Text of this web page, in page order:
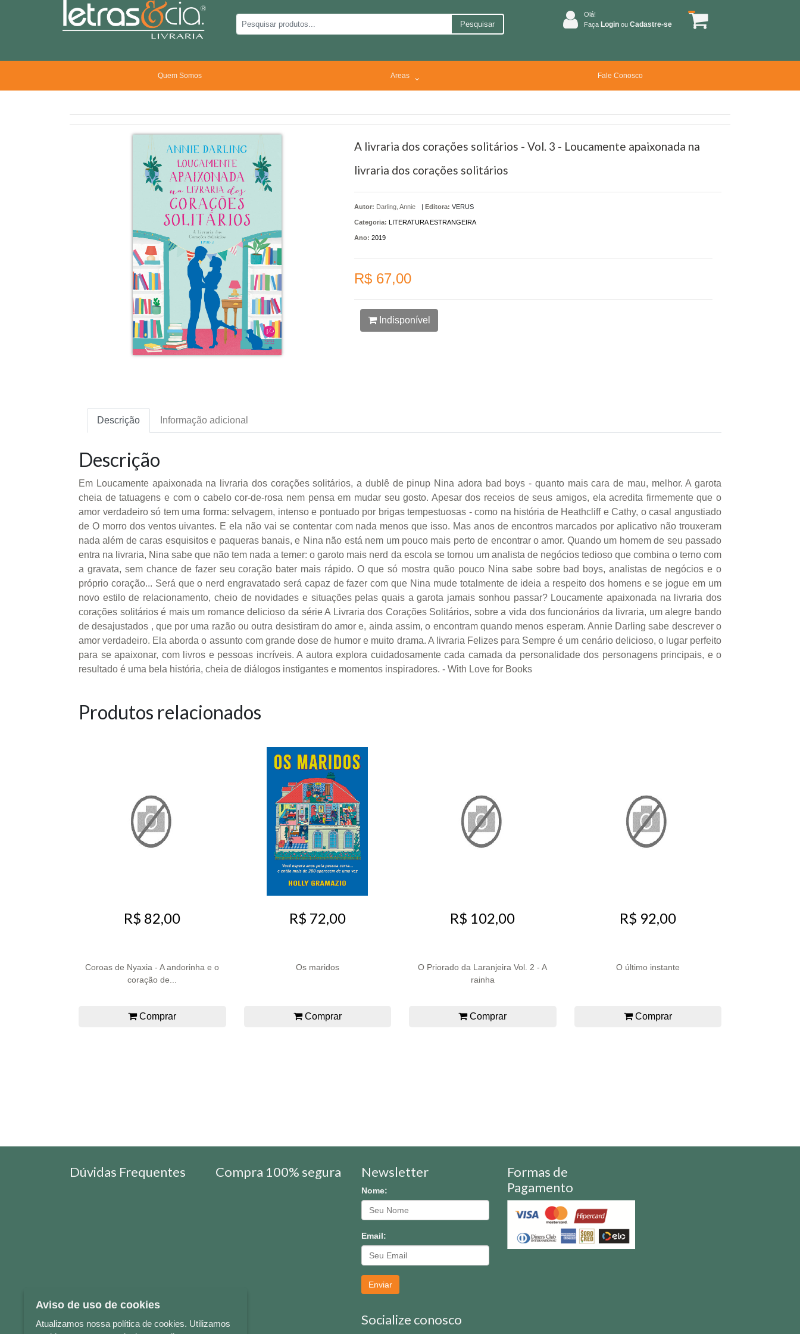
Pesquisar
Olá!
Faça Login ou Cadastre-se
Quem Somos Areas Fale Conosco
A livraria dos corações solitários - Vol. 3 - Loucamente apaixonada na
livraria dos corações solitários
Autor: Darling, Annie | Editora: VERUS
Categoria: LITERATURA ESTRANGEIRA
Ano: 2019
R$ 67,00
Indisponível
Descrição Informação adicional
Descrição
Em Loucamente apaixonada na livraria dos corações solitários, a dublê de pinup Nina adora bad boys - quanto mais cara de mau, melhor. A garota
cheia de tatuagens e com o cabelo cor-de-rosa nem pensa em mudar seu gosto. Apesar dos receios de seus amigos, ela acredita firmemente que o
amor verdadeiro só tem uma forma: selvagem, intenso e pontuado por brigas tempestuosas - como na história de Heathcliff e Cathy, o casal angustiado
de O morro dos ventos uivantes. E ela não vai se contentar com nada menos que isso. Mas anos de encontros marcados por aplicativo não trouxeram
nada além de caras esquisitos e paqueras banais, e Nina não está nem um pouco mais perto de encontrar o amor. Quando um homem de seu passado
entra na livraria, Nina sabe que não tem nada a temer: o garoto mais nerd da escola se tornou um analista de negócios tedioso que combina o terno com
a gravata, sem chance de fazer seu coração bater mais rápido. O que só mostra quão pouco Nina sabe sobre bad boys, analistas de negócios e o
próprio coração... Será que o nerd engravatado será capaz de fazer com que Nina mude totalmente de ideia a respeito dos homens e se jogue em um
novo estilo de relacionamento, cheio de novidades e situações pelas quais a garota jamais sonhou passar? Loucamente apaixonada na livraria dos
corações solitários é mais um romance delicioso da série A Livraria dos Corações Solitários, sobre a vida dos funcionários da livraria, um alegre bando
de desajustados , que por uma razão ou outra desistiram do amor e, ainda assim, o encontram quando menos esperam. Annie Darling sabe descrever o
amor verdadeiro. Ela aborda o assunto com grande dose de humor e muito drama. A livraria Felizes para Sempre é um cenário delicioso, o lugar perfeito
para se apaixonar, com livros e pessoas incríveis. A autora explora cuidadosamente cada camada da personalidade dos personagens principais, e o
resultado é uma bela história, cheia de diálogos instigantes e momentos inspiradores. - With Love for Books
Produtos relacionados
R$ 82,00
Coroas de Nyaxia - A andorinha e o
coração de...
Comprar
R$ 72,00
Os maridos
Comprar
R$ 102,00
O Priorado da Laranjeira Vol. 2 - A
rainha
Comprar
R$ 92,00
O último instante
Comprar
Dúvidas Frequentes Compra 100% segura Newsletter
Nome:
Email:
Enviar
Socialize conosco
Formas de
Pagamento
Aviso de uso de cookies
Atualizamos nossa política de cookies. Utilizamos